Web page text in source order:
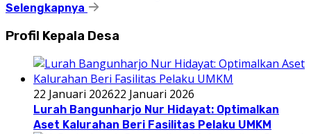
Selengkapnya
Profil Kepala Desa
22 Januari 202622 Januari 2026
Lurah Bangunharjo Nur Hidayat: Optimalkan
Aset Kalurahan Beri Fasilitas Pelaku UMKM